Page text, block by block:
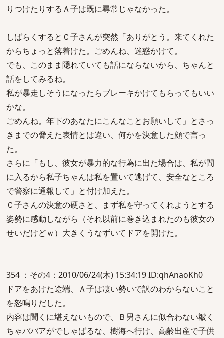
りつけたりするＡ子は既に尋常じゃなかった。
しばらくするとＣ子さんが突然「ありがとう。来てくれた
からちょっと落着けた。ごめんね、迷惑かけて。
でも、このまま隠れていても話にならないから、ちゃんと
話をしてみるね。
私が暴走しそうになったらブレーキかけてもらってもいい
かな。
ごめんね。年下のあなたにこんなことお願いして」とさっ
きまでの脅えた表情とは違い、何かを決意した顔で言っ
た。
さらに「もし、彼女が暴力的な行為に出た場合は、私が間
に入るから私子ちゃんは私を置いて逃げて、安全なところ
で警察に通報して」と付け加えた。
Ｃ子さんの決意の硬さと、まず私を守ってくれようとする
姿勢に感動しながら（それ以前に巻き込まれたのも彼女の
せいだけどｗ）大きくうなずいてドアを開けた。
354 ：その4：2010/06/24(木) 15:34:19 ID:qhAnaoKh0
ドアをあけた途端、Ａ子は凄い勢いで訳のわからないこと
を怒鳴りだした。
内容は聞くに堪えないもので、Ｂ男さんに似合わない皺く
ちゃババアがでしゃばるな、樹海へ行け、高齢出産で子供